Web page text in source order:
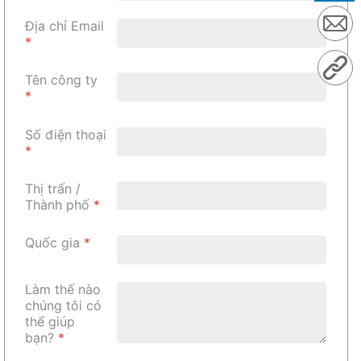
Địa chỉ Email
*
Tên công ty
*
Số điện thoại
*
Thị trấn /
Thành phố *
Quốc gia *
Làm thế nào
chúng tôi có
thể giúp
bạn? *